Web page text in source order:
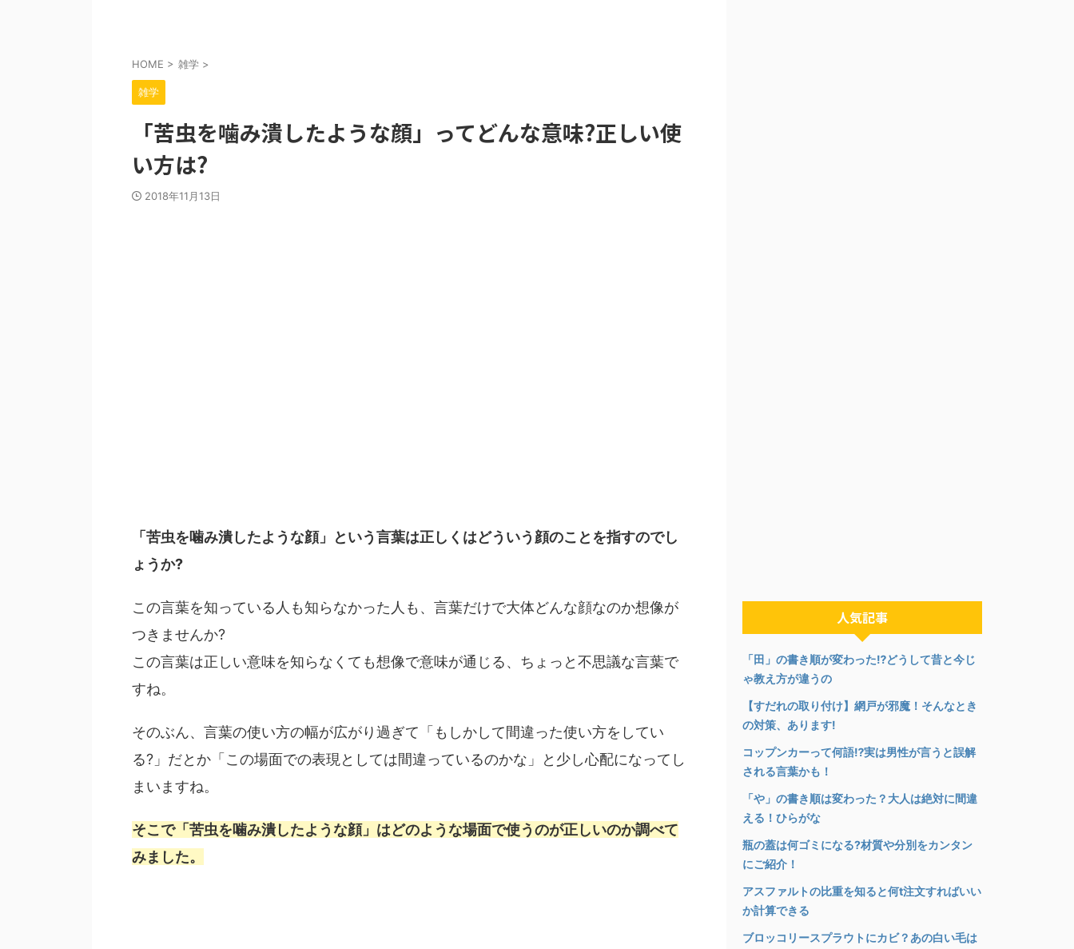
HOME > 雑学 >
雑学
「苦虫を噛み潰したような顔」ってどんな意味?正しい使
い方は?
2018年11月13日
「苦虫を噛み潰したような顔」という言葉は正しくはどういう顔のことを指すのでし
ょうか?
この言葉を知っている人も知らなかった人も、言葉だけで大体どんな顔なのか想像が
つきませんか?
この言葉は正しい意味を知らなくても想像で意味が通じる、ちょっと不思議な言葉で
すね。
そのぶん、言葉の使い方の幅が広がり過ぎて「もしかして間違った使い方をしてい
る?」だとか「この場面での表現としては間違っているのかな」と少し心配になってし
まいますね。
そこで「苦虫を噛み潰したような顔」はどのような場面で使うのが正しいのか調べて
みました。
人気記事
「田」の書き順が変わった⁉︎どうして昔と今じ
ゃ教え方が違うの
【すだれの取り付け】網戸が邪魔！そんなとき
の対策、あります!
コップンカーって何語⁉︎実は男性が言うと誤解
される言葉かも！
「や」の書き順は変わった？大人は絶対に間違
える！ひらがな
瓶の蓋は何ゴミになる?材質や分別をカンタン
にご紹介！
アスファルトの比重を知ると何t注文すればいい
か計算できる
ブロッコリースプラウトにカビ？あの白い毛は